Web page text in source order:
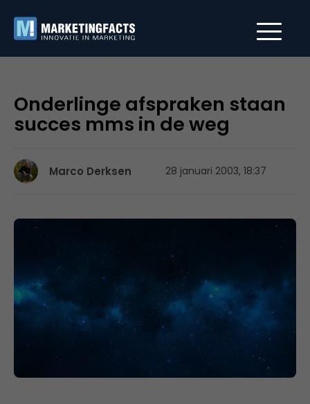
Onderlinge afspraken staan
succes mms in de weg
Marco Derksen 28 januari 2003, 18:37